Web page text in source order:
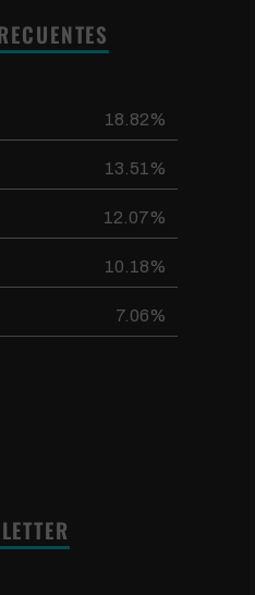
18.82%
13.51%
12.07%
10.18%
7.06%